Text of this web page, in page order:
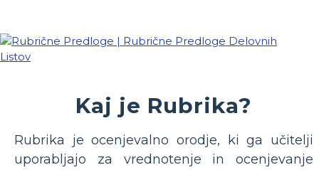
Kaj je Rubrika?
Rubrika je ocenjevalno orodje, ki ga učitelji
uporabljajo za vrednotenje in ocenjevanje